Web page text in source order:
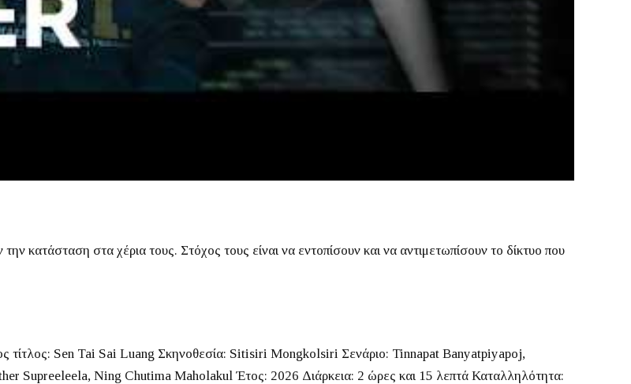
κατάσταση στα χέρια τους. Στόχος τους είναι να εντοπίσουν και να αντιμετωπίσουν το δίκτυο που
τίτλος: Sen Tai Sai Luang Σκηνοθεσία: Sitisiri Mongkolsiri Σενάριο: Tinnapat Banyatpiyapoj,
Supreeleela, Ning Chutima Maholakul Έτος: 2026 Διάρκεια: 2 ώρες και 15 λεπτά Καταλληλότητα: